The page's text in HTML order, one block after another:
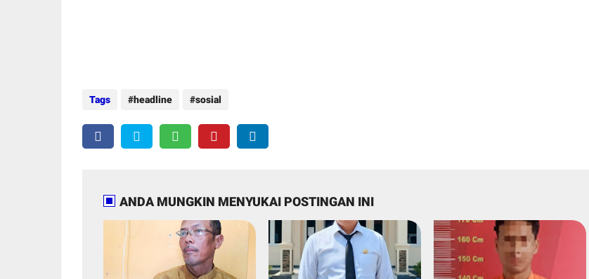
Tags headline sosial
ANDA MUNGKIN MENYUKAI POSTINGAN INI